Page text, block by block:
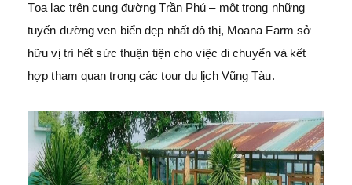
Tọa lạc trên cung đường Trần Phú – một trong những
tuyến đường ven biển đẹp nhất đô thị, Moana Farm sở
hữu vị trí hết sức thuận tiện cho việc di chuyển và kết
hợp tham quan trong các tour du lịch Vũng Tàu.